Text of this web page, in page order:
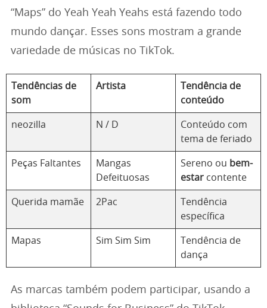
“Maps” do Yeah Yeah Yeahs está fazendo todo
mundo dançar. Esses sons mostram a grande
variedade de músicas no TikTok.
Tendências de
som
Artista
Tendência de
conteúdo
neozilla N / D
Conteúdo com
tema de feriado
Peças Faltantes
Mangas
Defeituosas
Sereno ou bem-
estar contente
Querida mamãe 2Pac
Tendência
específica
Mapas Sim Sim Sim
Tendência de
dança
As marcas também podem participar, usando a